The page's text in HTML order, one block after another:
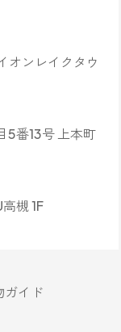
オンレイクタウ
5番13号 上本町
槻 1F
ガイド